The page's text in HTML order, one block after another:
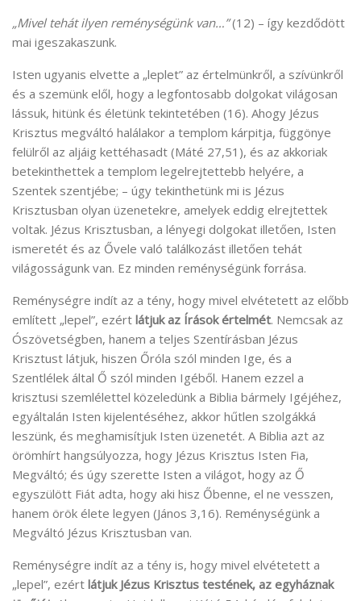
„Mivel tehát ilyen reménységünk van…”(12) – így kezdődött
mai igeszakaszunk.
Isten ugyanis elvette a „leplet” az értelmünkről, a szívünkről
és a szemünk elől, hogy a legfontosabb dolgokat világosan
lássuk, hitünk és életünk tekintetében (16). Ahogy Jézus
Krisztus megváltó halálakor a templom kárpitja, függönye
felülről az aljáig kettéhasadt (Máté 27,51), és az akkoriak
betekinthettek a templom legelrejtettebb helyére, a
Szentek szentjébe; – úgy tekinthetünk mi is Jézus
Krisztusban olyan üzenetekre, amelyek eddig elrejtettek
voltak. Jézus Krisztusban, a lényegi dolgokat illetően, Isten
ismeretét és az Ővele való találkozást illetően tehát
világosságunk van. Ez minden reménységünk forrása.
Reménységre indít az a tény, hogy mivel elvétetett az előbb
említett „lepel”, ezért látjuk az Írások értelmét. Nemcsak az
Ószövetségben, hanem a teljes Szentírásban Jézus
Krisztust látjuk, hiszen Őróla szól minden Ige, és a
Szentlélek által Ő szól minden Igéből. Hanem ezzel a
krisztusi szemlélettel közeledünk a Biblia bármely Igéjéhez,
egyáltalán Isten kijelentéséhez, akkor hűtlen szolgákká
leszünk, és meghamisítjuk Isten üzenetét. A Biblia azt az
örömhírt hangsúlyozza, hogy Jézus Krisztus Isten Fia,
Megváltó; és úgy szerette Isten a világot, hogy az Ő
egyszülött Fiát adta, hogy aki hisz Őbenne, el ne vesszen,
hanem örök élete legyen (János 3,16). Reménységünk a
Megváltó Jézus Krisztusban van.
Reménységre indít az a tény is, hogy mivel elvétetett a
„lepel”, ezért látjuk Jézus Krisztus testének, az egyháznak